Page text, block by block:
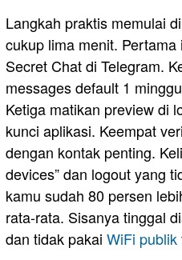
Langkah praktis memulai
cukup lima menit.
Secret Chat di Telegram.
messages default 1
Ketiga matikan preview di
kunci aplikasi. Keempat
dengan kontak penting.
devices” dan logout yang
kamu sudah 80 persen
rata-rata. Sisanya tinggal
dan tidak pakai WiFi publik